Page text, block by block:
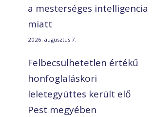
a mesterséges intelligencia
miatt
2026. augusztus 7.
Felbecsülhetetlen értékű
honfoglaláskori
leletegyüttes került elő
Pest megyében